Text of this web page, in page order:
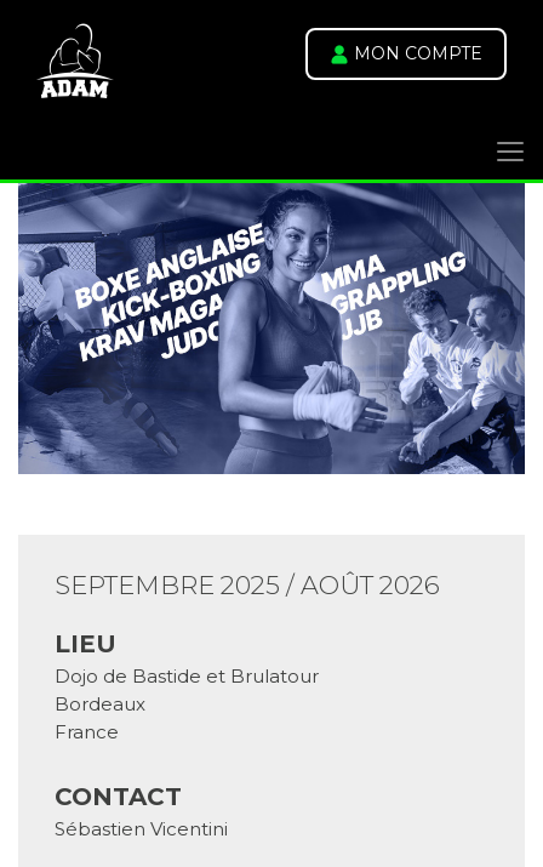
MON COMPTE
SEPTEMBRE 2025 / AOÛT 2026
LIEU
Dojo de Bastide et Brulatour
Bordeaux
France
CONTACT
Sébastien Vicentini